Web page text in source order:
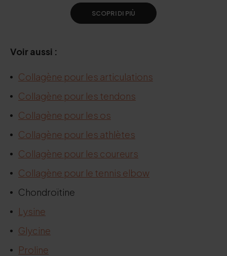
SCOPRI DI PIÙ
Voir aussi :
Collagène pour les articulations
Collagène pour les tendons
Collagène pour les os
Collagène pour les athlètes
Collagène pour les coureurs
Collagène pour le tennis elbow
Chondroïtine
Lysine
Glycine
Proline